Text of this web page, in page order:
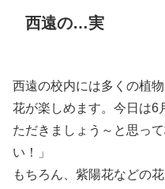
西遠の…実
西遠の校内には多くの植
花が楽しめます。今日は6
ただきましょう～と思っ
い！」
もちろん、紫陽花などの